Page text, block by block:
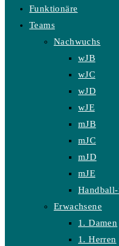
Funktionäre
Teams
Nachwuchs
wJB
wJC
wJD
wJE
mJB
mJC
mJD
mJE
Erwachsene
1. Damen
1. Herren